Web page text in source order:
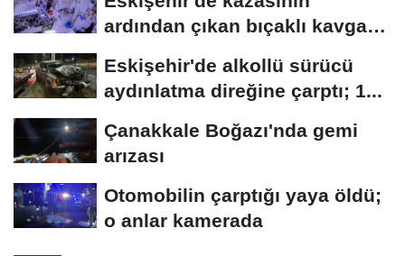
ardından çıkan bıçaklı kavga
Eskişehir'de alkollü sürücü
aydınlatma direğine çarptı; 1...
Çanakkale Boğazı'nda gemi
arızası
Otomobilin çarptığı yaya öldü;
o anlar kamerada